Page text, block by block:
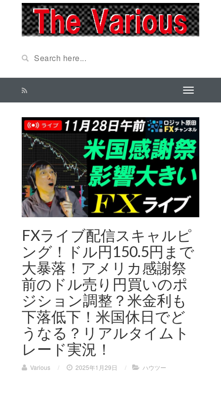
FXライブ配信スキャルピ
ング！ドル円150.5円まで
大暴落！アメリカ感謝祭
前のドル売り円買いのポ
ジション調整？米金利も
下落低下！米国休日でど
うなる？リアルタイムト
レード実況！
Various / 2025年1月29日 / ハウツー